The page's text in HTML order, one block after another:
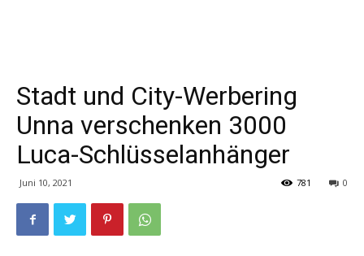
Stadt und City-Werbering
Unna verschenken 3000
Luca-Schlüsselanhänger
Juni 10, 2021 0
781